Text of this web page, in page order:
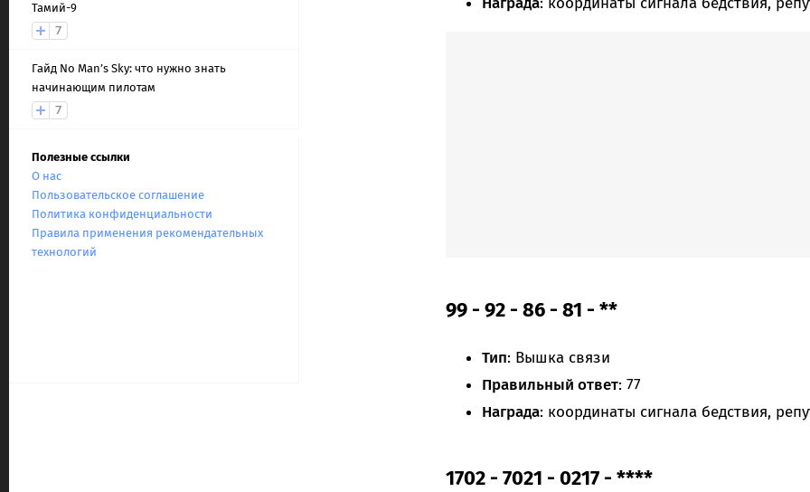
Тамий-9
7
Гайд No Man’s Sky: что нужно знать
начинающим пилотам
7
Полезные ссылки
О нас
Пользовательское соглашение
Политика конфиденциальности
Правила применения рекомендательных
технологий
99 - 92 - 86 - 81 - **
Тип: Вышка связи
Правильный ответ: 77
Награда: координаты сигнала бедствия,
1702 - 7021 - 0217 - ****